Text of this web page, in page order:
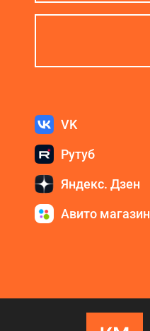
VK
Рутуб
Яндекс. Дзен
Авито магазин